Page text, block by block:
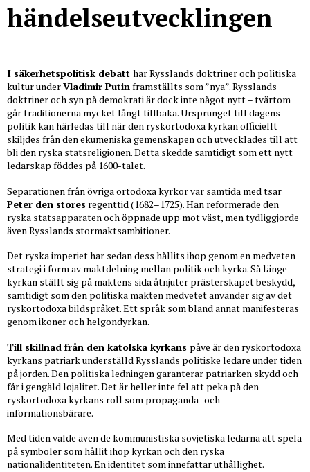
händelseutvecklingen
I säkerhetspolitisk debatt har Rysslands doktriner och politiska
kultur underVladimir Putinframställts som ”nya”. Rysslands
doktriner och syn på demokrati är dock inte något nytt – tvärtom
går traditionerna mycket långt tillbaka. Ursprunget till dagens
politik kan härledas till när den ryskortodoxa kyrkan officiellt
skiljdes från den ekumeniska gemenskapen och utvecklades till att
bli den ryska statsreligionen. Detta skedde samtidigt som ett nytt
ledarskap föddes på 1600-talet.
Separationen från övriga ortodoxa kyrkor var samtida med tsar
Peter den stores regenttid (1682–1725). Han reformerade den
ryska statsapparaten och öppnade upp mot väst, men tydliggjorde
även Rysslands stormaktsambitioner.
Det ryska imperiet har sedan dess hållits ihop genom en medveten
strategi i form av maktdelning mellan politik och kyrka. Så länge
kyrkan ställt sig på maktens sida åtnjuter prästerskapet beskydd,
samtidigt som den politiska makten medvetet använder sig av det
ryskortodoxa bildspråket. Ett språk som bland annat manifesteras
genom ikoner och helgondyrkan.
Till skillnad från den katolska kyrkans påve är den ryskortodoxa
kyrkans patriark underställd Rysslands politiske ledare under tiden
på jorden. Den politiska ledningen garanterar patriarken skydd och
får i gengäld lojalitet. Det är heller inte fel att peka på den
ryskortodoxa kyrkans roll som propaganda- och
informationsbärare.
Med tiden valde även de kommunistiska sovjetiska ledarna att spela
på symboler som hållit ihop kyrkan och den ryska
nationalidentiteten. En identitet som innefattar uthållighet.